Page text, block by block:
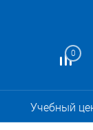
0
Учебный